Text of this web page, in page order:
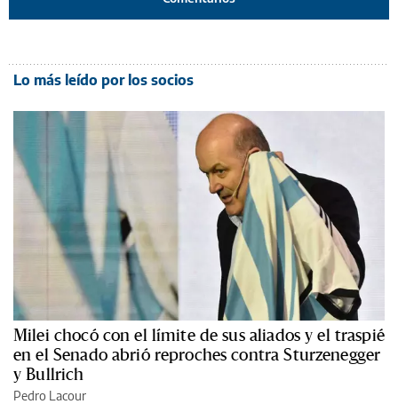
Lo más leído por los socios
Milei chocó con el límite de sus aliados y el traspié
en el Senado abrió reproches contra Sturzenegger
y Bullrich
Pedro Lacour